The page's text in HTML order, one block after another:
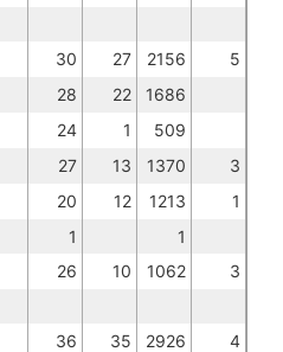
30 27 2156
5
28 22
1686
24 1
509
27 13 1370
3
20 12 1213
1
1
1
26 10 1062
3
36 35 2926
4